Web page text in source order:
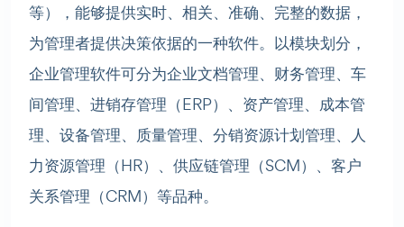
等），能够提供实时、相关、准确、完整的数据，
为管理者提供决策依据的一种软件。以模块划分，
企业管理软件可分为企业文档管理、财务管理、车
间管理、进销存管理（ERP）、资产管理、成本管
理、设备管理、质量管理、分销资源计划管理、人
力资源管理（HR）、供应链管理（SCM）、客户
关系管理（CRM）等品种。